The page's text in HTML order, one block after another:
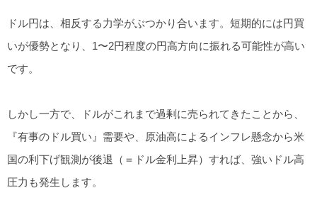
ドル円は、相反する力学がぶつかり合います。短期的には円買
いが優勢となり、1〜2円程度の円高方向に振れる可能性が高い
です。
しかし一方で、ドルがこれまで過剰に売られてきたことから、
『有事のドル買い』需要や、原油高によるインフレ懸念から米
国の利下げ観測が後退（＝ドル金利上昇）すれば、強いドル高
圧力も発生します。